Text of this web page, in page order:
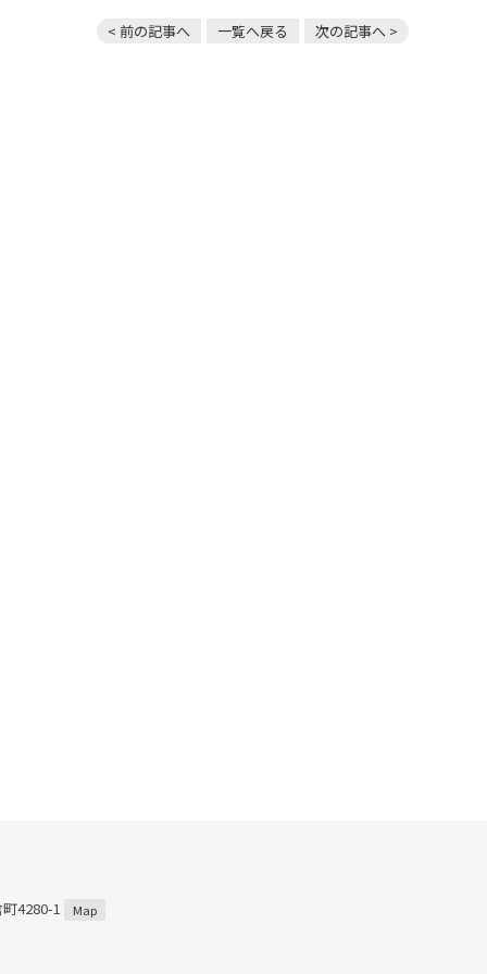
< 前の記事へ 一覧へ戻る 次の記事へ >
4280-1 Map